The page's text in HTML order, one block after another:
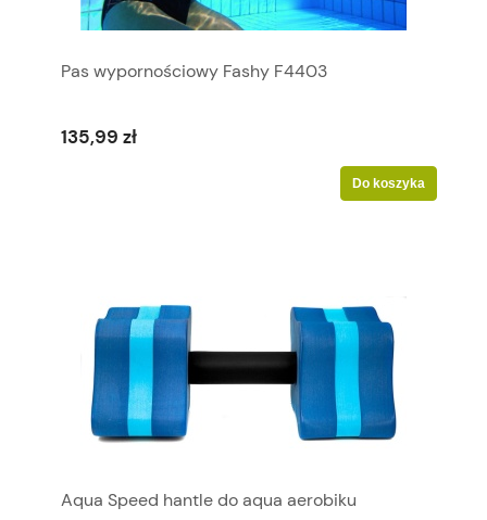
Pas wypornościowy Fashy F4403
135,99 zł
Do koszyka
Aqua Speed hantle do aqua aerobiku